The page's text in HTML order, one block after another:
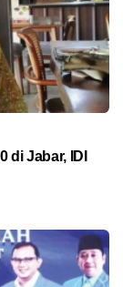
di Jabar, IDI